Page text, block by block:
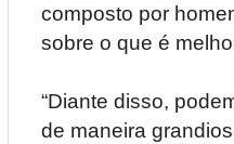
composto por
sobre o que é
“Diante disso,
de maneira